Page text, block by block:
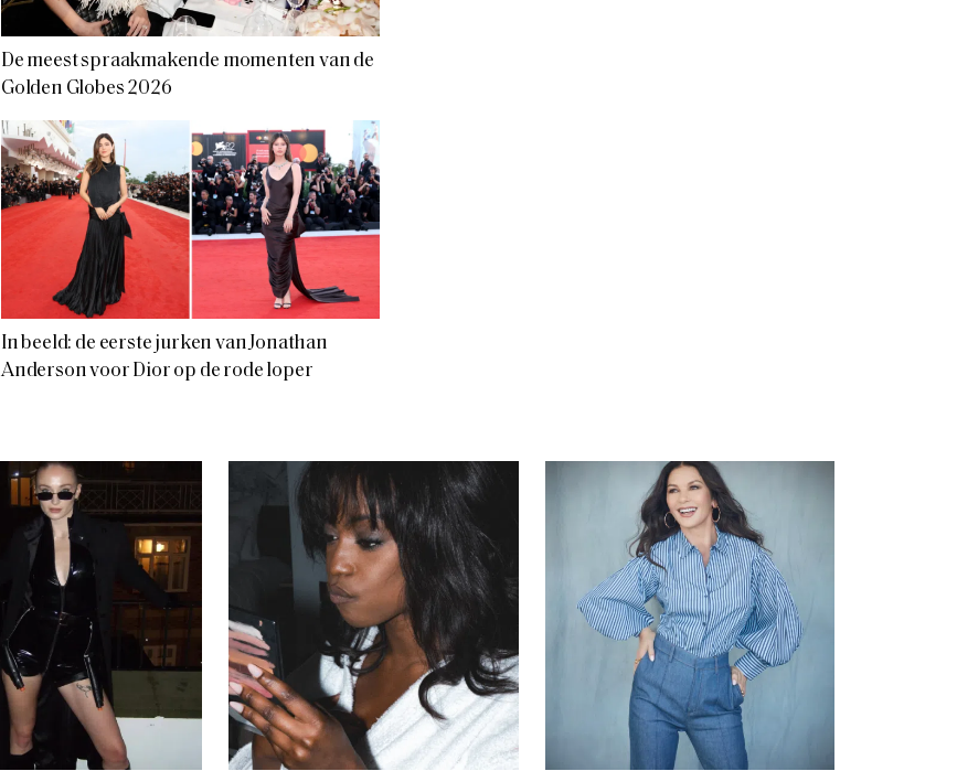
De meest spraakmakende momenten van de
Golden Globes 2026
In beeld: de eerste jurken van Jonathan
Anderson voor Dior op de rode loper